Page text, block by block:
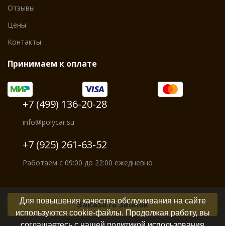
Отзывы
Цены
Контакты
Принимаем к оплате
+7 (499) 136-20-28
info@polycar.su
+7 (925) 261-63-52
Работаем с 09:00 до 22:00 ежедневно
Заказать звонок
Для повышения качества обслуживания на сайте
используются cookie-файлы. Продолжая работу, вы